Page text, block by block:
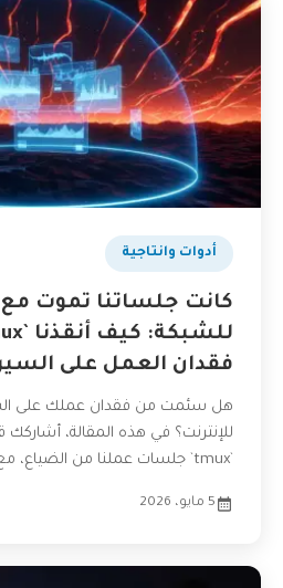
أدوات وانتاجية
كانت جلساتنا تموت
فقدان العمل على
هل سئمت من فقدان عملك على
للإنترنت؟ في هذه المقالة،
5 مايو، 2026